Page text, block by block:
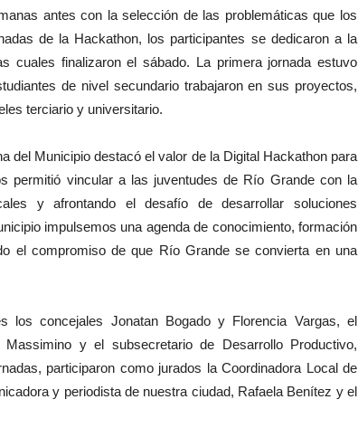
antes con la selección de las problemáticas que los
de la Hackathon, los participantes se dedicaron a la
cuales finalizaron el sábado. La primera jornada estuvo
de nivel secundario trabajaron en sus proyectos,
terciario y universitario.
del Municipio destacó el valor de la Digital Hackathon para
permitió vincular a las juventudes de Río Grande con la
y afrontando el desafío de desarrollar soluciones
impulsemos una agenda de conocimiento, formación
el compromiso de que Río Grande se convierta en una
los concejales Jonatan Bogado y Florencia Vargas, el
y el subsecretario de Desarrollo Productivo,
participaron como jurados la Coordinadora Local de
y periodista de nuestra ciudad, Rafaela Benítez y el